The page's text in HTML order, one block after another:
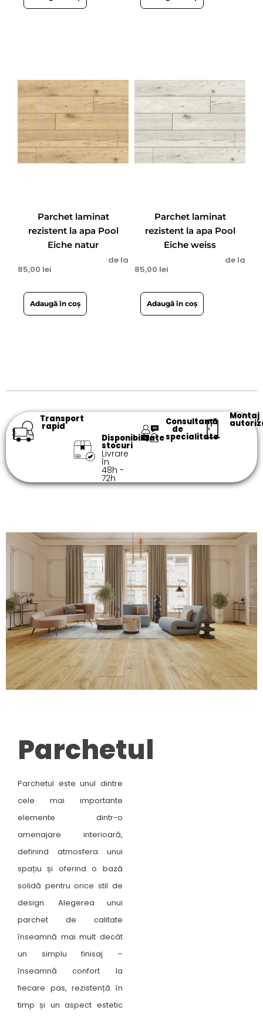
Parchet laminat
rezistent la apa Pool
Eiche natur
de la
85,00 lei
Adaugă în coș
Parchet laminat
rezistent la apa Pool
Eiche weiss
de la
85,00 lei
Adaugă în coș
Transport
rapid
Disponibilitate
stocuri
Livrare
în
48h -
72h​
Consultanță
de
specialitate​
Montaj
Parchetul
Parchetul este unul dintre
cele mai importante
elemente dintr-o
amenajare interioară,
definind atmosfera unui
spațiu și oferind o bază
solidă pentru orice stil de
design. Alegerea unui
parchet de calitate
înseamnă mai mult decât
un simplu finisaj –
înseamnă confort la
fiecare pas, rezistență în
timp și un aspect estetic